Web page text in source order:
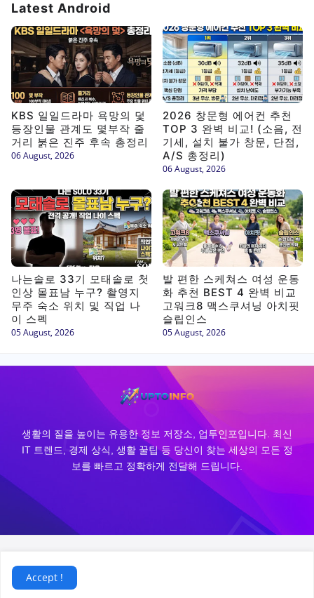
Latest Android
KBS 일일드라마 욕망의 덫
등장인물 관계도 몇부작 줄
거리 붉은 진주 후속 총정리
06 August, 2026
2026 창문형 에어컨 추천
TOP 3 완벽 비교! (소음, 전
기세, 설치 불가 창문, 단점,
A/S 총정리)
06 August, 2026
나는솔로 33기 모태솔로 첫
인상 몰표남 누구? 촬영지
무주 숙소 위치 및 직업 나
이 스펙
05 August, 2026
발 편한 스케쳐스 여성 운동
화 추천 BEST 4 완벽 비교
고워크8 맥스쿠셔닝 아치핏
슬립인스
05 August, 2026
생활의 질을 높이는 유용한 정보 저장소, 업투인포입니다. 최신
IT 트렌드, 경제 상식, 생활 꿀팁 등 당신이 찾는 세상의 모든 정
보를 빠르고 정확하게 전달해 드립니다.
Accept !